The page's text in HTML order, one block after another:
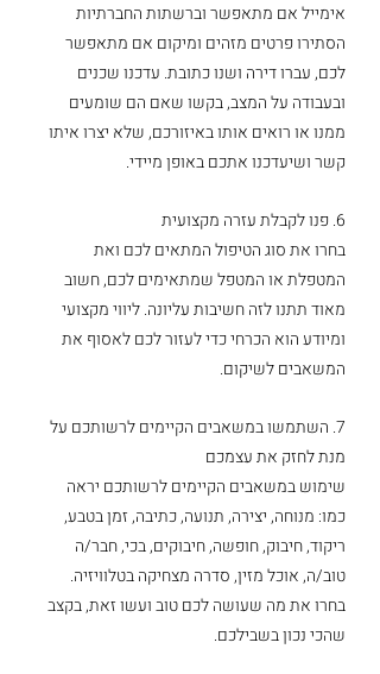
אימייל אם מתאפשר וברשתות החברתיות
הסתירו פרטים מזהים ומיקום אם מתאפשר
לכם, עברו דירה ושנו כתובת. עדכנו שכנים
ובעבודה על המצב, בקשו שאם הם שומעים
ממנו או רואים אותו באיזורכם, שלא יצרו איתו
קשר ושיעדכנו אתכם באופן מיידי.
6. פנו לקבלת עזרה מקצועית
בחרו את סוג הטיפול המתאים לכם ואת
המטפלת או המטפל שמתאימים לכם, חשוב
מאוד תתנו לזה חשיבות עליונה. ליווי מקצועי
ומיודע הוא הכרחי כדי לעזור לכם לאסוף את
המשאבים לשיקום.
7. השתמשו במשאבים הקיימים לרשותכם על
מנת לחזק את עצמכם
שימוש במשאבים הקיימים לרשותכם יראה
כמו: מנוחה, יצירה, תנועה, כתיבה, זמן בטבע,
ריקוד, חיבוק, חופשה, חיבוקים, בכי, חבר/ה
טוב/ה, אוכל מזין, סדרה מצחיקה בטלוויזיה.
בחרו את מה שעושה לכם טוב ועשו זאת, בקצב
שהכי נכון בשבילכם.